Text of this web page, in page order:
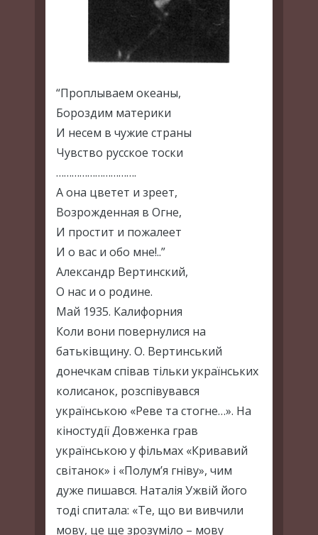
“Проплываем океаны,
Бороздим материки
И несем в чужие страны
Чувство русское тоски
………………………….
А она цветет и зреет,
Возрожденная в Огне,
И простит и пожалеет
И о вас и обо мне!..”
Александр Вертинский,
О нас и о родине.
Май 1935. Калифорния
Коли вони повернулися на
батьківщину. О. Вертинський
донечкам співав тільки українських
колисанок, розспівувався
українською «Реве та стогне…». На
кіностудії Довженка грав
українською у фільмах «Кривавий
світанок» і «Полум’я гніву», чим
дуже пишався. Наталія Ужвій його
тоді спитала: «Те, що ви вивчили
мову, це ще зрозуміло – мову